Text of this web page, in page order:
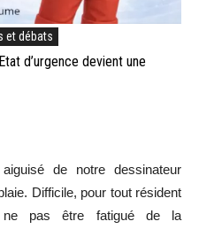
et débats
d’urgence devient une
de notre dessinateur
Difficile, pour tout résident
ne pas être fatigué de la